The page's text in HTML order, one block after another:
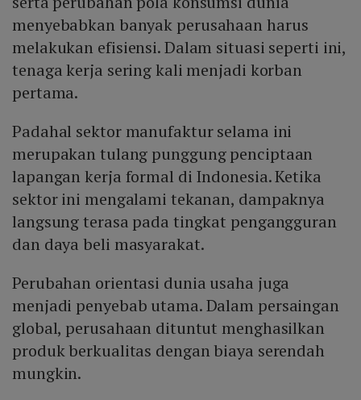
menyebabkan banyak perusahaan harus
melakukan efisiensi. Dalam situasi seperti ini,
tenaga kerja sering kali menjadi korban
pertama.
Padahal sektor manufaktur selama ini
merupakan tulang punggung penciptaan
lapangan kerja formal di Indonesia. Ketika
sektor ini mengalami tekanan, dampaknya
langsung terasa pada tingkat pengangguran
dan daya beli masyarakat.
Perubahan orientasi dunia usaha juga
menjadi penyebab utama. Dalam persaingan
global, perusahaan dituntut menghasilkan
produk berkualitas dengan biaya serendah
mungkin.